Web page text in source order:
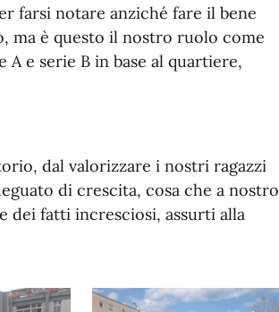
farsi notare anziché fare il bene
ma è questo il nostro ruolo come
e serie B in base al quartiere,
dal valorizzare i nostri ragazzi
di crescita, cosa che a nostro
dei fatti incresciosi, assurti alla